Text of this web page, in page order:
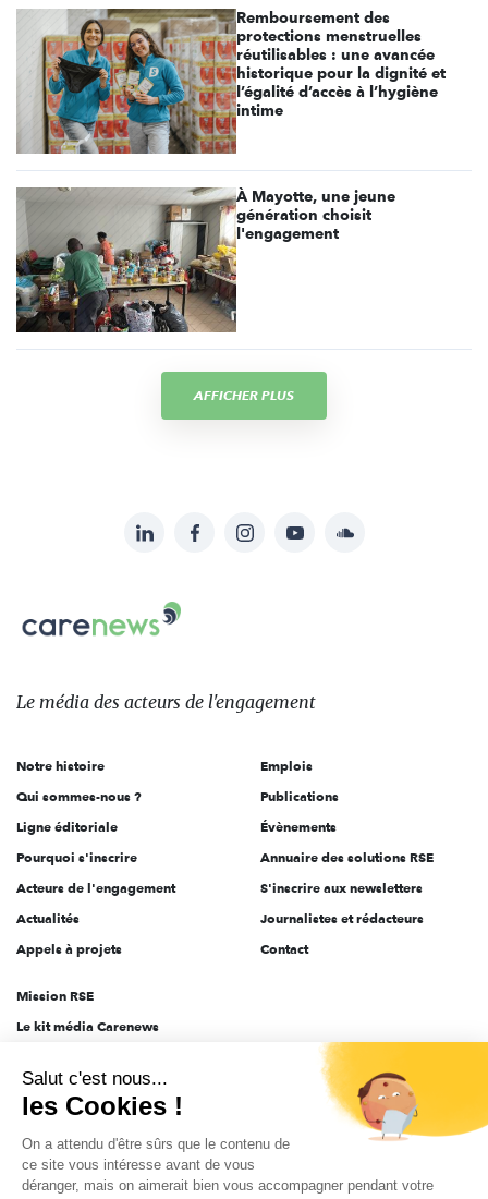
Remboursement des
protections menstruelles
réutilisables : une avancée
historique pour la dignité et
l’égalité d’accès à l’hygiène
intime
À Mayotte, une jeune
génération choisit
l'engagement
AFFICHER PLUS
sur:
LinkedInFacebookInstagramYouTubeSoundcloud
Le
des
l'engagement
Le média des acteurs de l'engagement
Notre histoire
Qui sommes-nous ?
Ligne éditoriale
Pourquoi s'inscrire
Acteurs de l'engagement
Actualités
Appels à projets
Emplois
Publications
Évènements
Annuaire des solutions RSE
S'inscrire aux newsletters
Journalistes et rédacteurs
Contact
Mission RSE
Le kit média Carenews
AEF info
Novethic
PRODURABLE
Inclusiv Day
Salut c'est nous...
les Cookies !
On a attendu d'être sûrs que le contenu de
ce site vous intéresse avant de vous
déranger, mais on aimerait bien vous accompagner pendant votre